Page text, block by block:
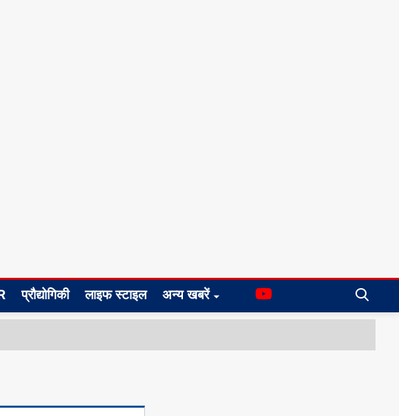
प्रौद्योगिकी लाइफ स्टाइल अन्य खबरें